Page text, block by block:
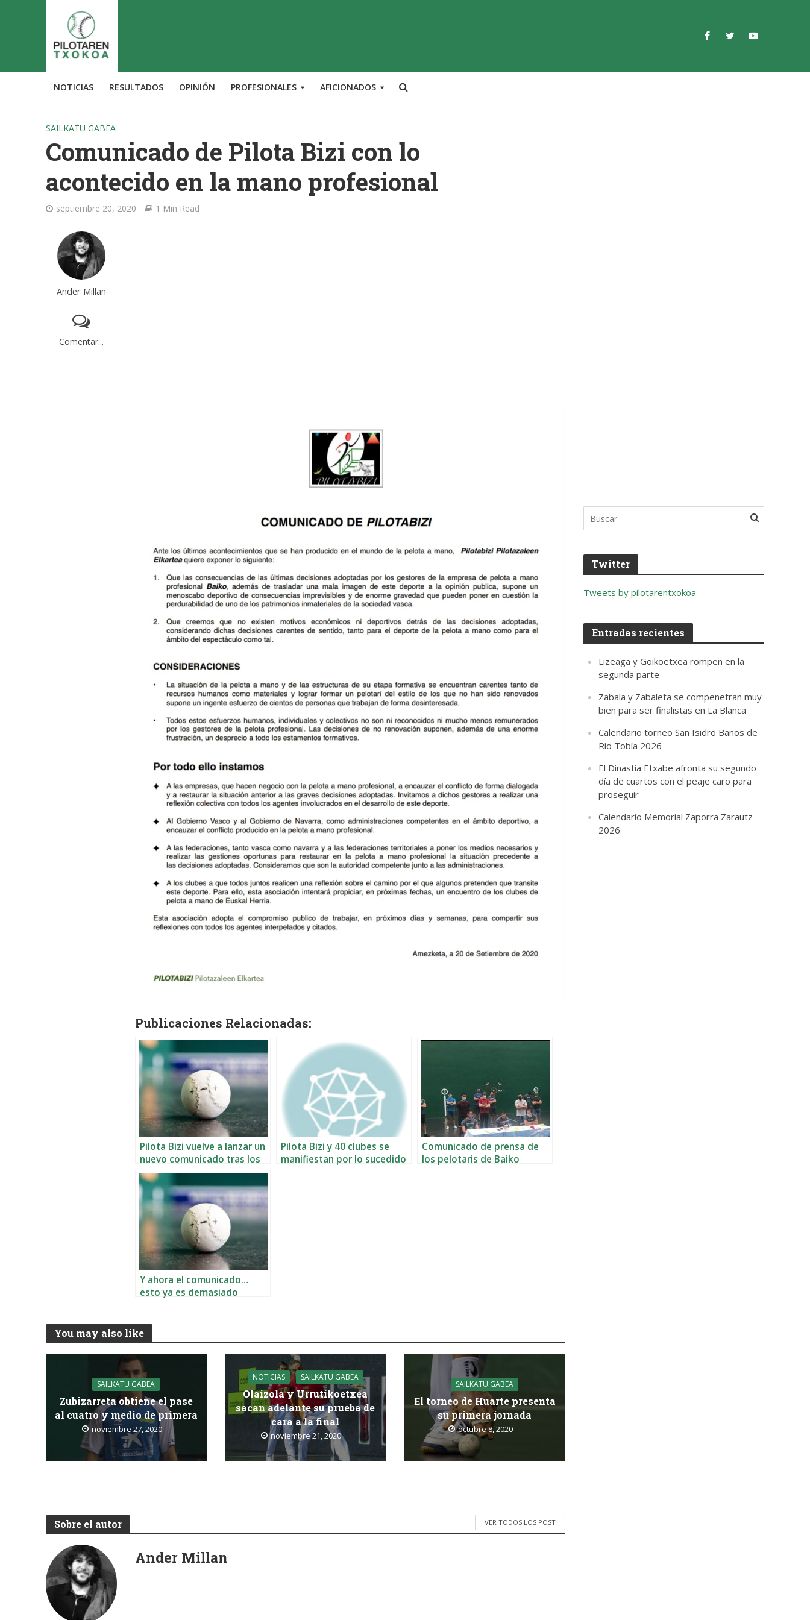
NOTICIAS RESULTADOS OPINIÓN PROFESIONALES AFICIONADOS
SAILKATU GABEA
Comunicado de Pilota Bizi con lo
acontecido en la mano profesional
septiembre 20, 2020 1 Min Read
Ander Millan
Comentar...
Publicaciones Relacionadas:
Pilota Bizi vuelve a lanzar un
nuevo comunicado tras los
últimos acontecimientos
Pilota Bizi y 40 clubes se
manifiestan por lo sucedido
Comunicado de prensa de
los pelotaris de Baiko
Y ahora el comunicado…
esto ya es demasiado
You may also like
SAILKATU GABEA
Zubizarreta obtiene el pase
al cuatro y medio de primera
noviembre 27, 2020
NOTICIAS SAILKATU GABEA
Olaizola y Urrutikoetxea
sacan adelante su prueba de
cara a la final
noviembre 21, 2020
SAILKATU GABEA
El torneo de Huarte presenta
su primera jornada
octubre 8, 2020
Sobre el autor VER TODOS LOS POST
Ander Millan
Twitter
Tweets by pilotarentxokoa
Entradas recientes
Lizeaga y Goikoetxea rompen en la
segunda parte
Zabala y Zabaleta se compenetran muy
bien para ser finalistas en La Blanca
Calendario torneo San Isidro Baños de
Río Tobía 2026
El Dinastia Etxabe afronta su segundo
día de cuartos con el peaje caro para
proseguir
Calendario Memorial Zaporra Zarautz
2026